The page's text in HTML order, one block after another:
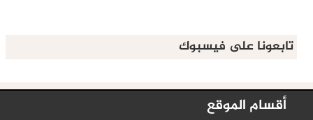
تابعونا على فيسبوك
أقسام الموقع